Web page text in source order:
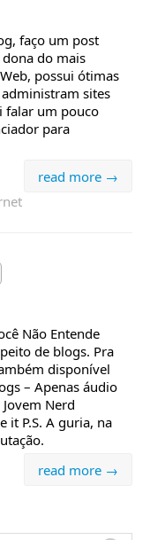
faço um post
do mais
possui ótimas
sites
falar um pouco
para
read more →
Não Entende
de blogs. Pra
disponível
– Apenas áudio
Nerd
it P.S. A guria, na
read more →